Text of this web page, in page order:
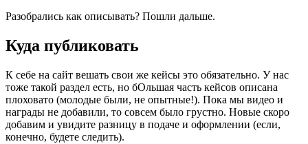
Разобрались как описывать? Пошли дальше.
Куда публиковать
К себе на сайт вешать свои же кейсы это обязательно. У нас
тоже такой раздел есть, но бОльшая часть кейсов описана
плоховато (молодые были, не опытные!). Пока мы видео и
награды не добавили, то совсем было грустно. Новые скоро
добавим и увидите разницу в подаче и оформлении (если,
конечно, будете следить).